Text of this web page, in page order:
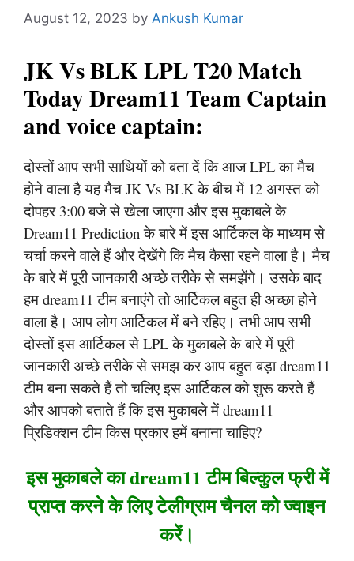
August 12, 2023 by Ankush Kumar
JK Vs BLK LPL T20 Match
Today Dream11 Team Captain
and voice captain:
दोस्तों आप सभी साथियों को बता दें कि आज LPL का मैच
होने वाला है यह मैच JK Vs BLK के बीच में 12 अगस्त को
दोपहर 3:00 बजे से खेला जाएगा और इस मुकाबले के
Dream11 Prediction के बारे में इस आर्टिकल के माध्यम से
चर्चा करने वाले हैं और देखेंगे कि मैच कैसा रहने वाला है। मैच
के बारे में पूरी जानकारी अच्छे तरीके से समझेंगे। उसके बाद
हम dream11 टीम बनाएंगे तो आर्टिकल बहुत ही अच्छा होने
वाला है। आप लोग आर्टिकल में बने रहिए। तभी आप सभी
दोस्तों इस आर्टिकल से LPL के मुकाबले के बारे में पूरी
जानकारी अच्छे तरीके से समझ कर आप बहुत बड़ा dream11
टीम बना सकते हैं तो चलिए इस आर्टिकल को शुरू करते हैं
और आपको बताते हैं कि इस मुकाबले में dream11
प्रिडिक्शन टीम किस प्रकार हमें बनाना चाहिए?
इस मुकाबले का dream11 टीम बिल्कुल फ्री में
प्राप्त करने के लिए टेलीग्राम चैनल को ज्वाइन
करें।